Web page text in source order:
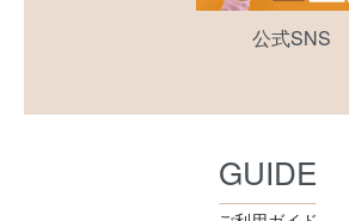
公式SNS
GUIDE